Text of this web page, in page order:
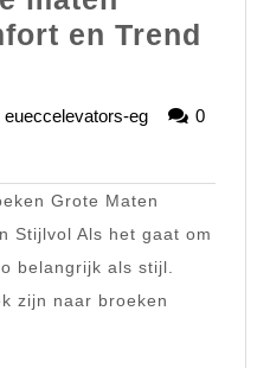
en Trend
eueccelevators-eg
0
Grote Maten
Stijlvol Als het gaat om
belangrijk als stijl.
zijn naar broeken